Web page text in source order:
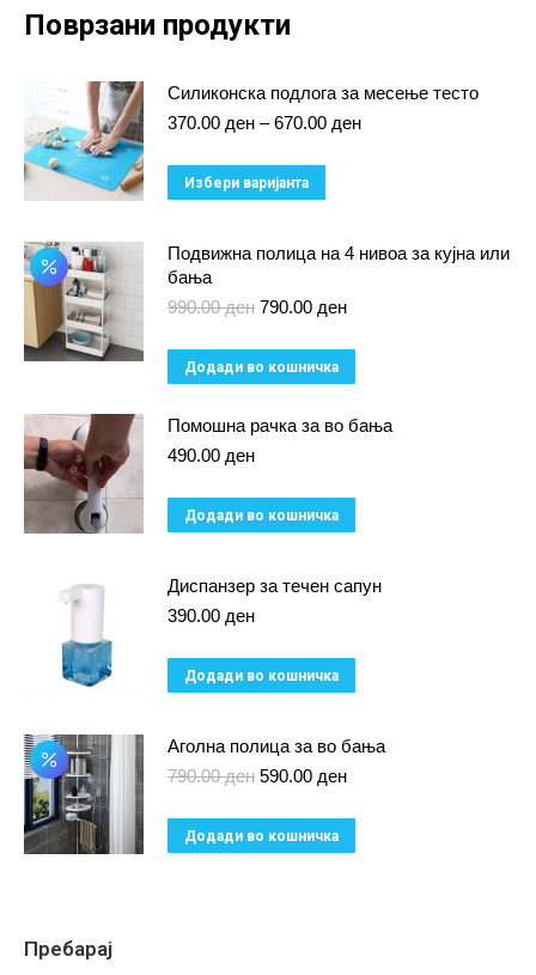
Поврзани продукти
Силиконска подлога за месење тесто
370.00 ден – 670.00 денPrice
Избери варијанта
has
variants.
The
options
may
on
product
Подвижна полица на 4 нивоа за кујна или
бања
990.00ден Original
was:
990.00 ден.
790.00 денCurrent
is:
Додади во кошничка
Помошна рачка за во бања
490.00 ден
Додади во кошничка
Диспанзер за течен сапун
390.00 ден
Додади во кошничка
Аголна полица за во бања
790.00ден Original
was:
790.00 ден.
590.00 денCurrent
is:
Додади во кошничка
Пребарај